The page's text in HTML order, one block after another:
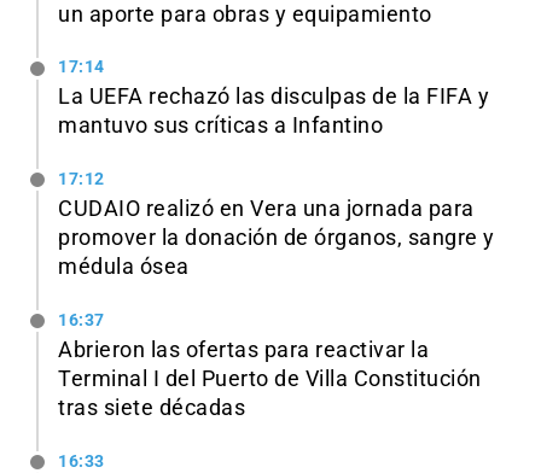
un aporte para obras y equipamiento
17:14
La UEFA rechazó las disculpas de la FIFA y
mantuvo sus críticas a Infantino
17:12
CUDAIO realizó en Vera una jornada para
promover la donación de órganos, sangre y
médula ósea
16:37
Abrieron las ofertas para reactivar la
Terminal I del Puerto de Villa Constitución
tras siete décadas
16:33